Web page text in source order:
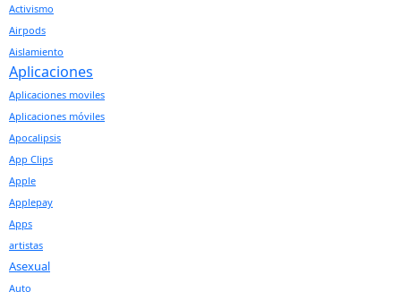
Activismo
Airpods
Aislamiento
Aplicaciones
Aplicaciones moviles
Aplicaciones móviles
Apocalipsis
App Clips
Apple
Applepay
Apps
artistas
Asexual
Auto